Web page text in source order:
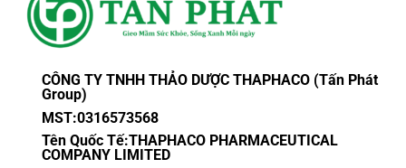
chọn
thể
chọn
trang
thể
được
trang
CÔNG TY TNHH THẢO DƯỢC THAPHACO (Tấn Phát
Group)
MST:0316573568
Tên Quốc Tế:THAPHACO PHARMACEUTICAL
COMPANY LIMITED